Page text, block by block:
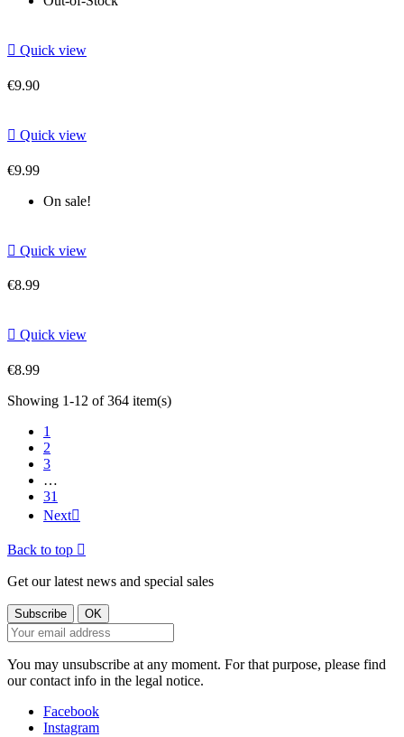
 Quick view
€9.90
 Quick view
€9.99
On sale!
 Quick view
€8.99
 Quick view
€8.99
Showing 1-12 of 364 item(s)
1
2
3
…
31
Next
Back to top 
Get our latest news and special sales
You may unsubscribe at any moment. For that purpose, please find
our contact info in the legal notice.
Facebook
Instagram